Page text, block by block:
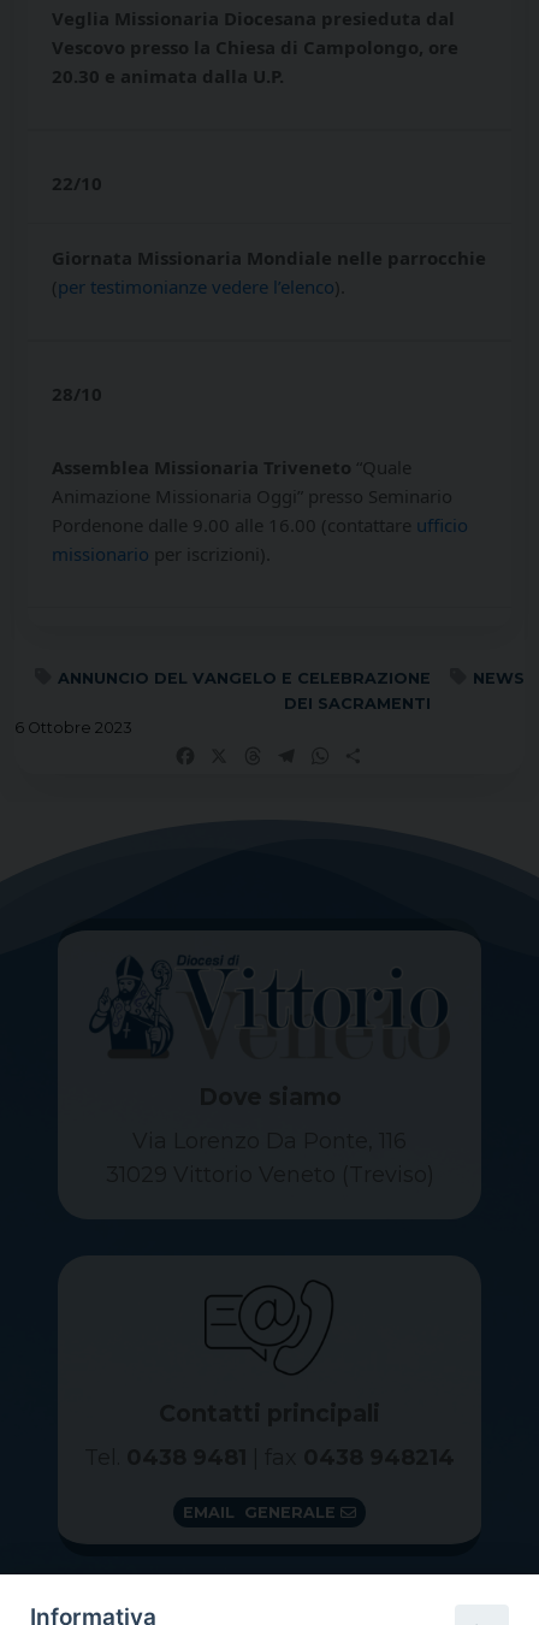
Veglia Missionaria Diocesana presieduta dal
Vescovo presso la Chiesa di Campolongo, ore
20.30 e animata dalla U.P.
22/10
Giornata Missionaria Mondiale nelle parrocchie
(per testimonianze vedere l’elenco).
28/10
Assemblea Missionaria Triveneto “Quale
Animazione Missionaria Oggi” presso Seminario
Pordenone dalle 9.00 alle 16.00 (contattare ufficio
missionario per iscrizioni).
ANNUNCIO DEL VANGELO E CELEBRAZIONE
DEI SACRAMENTI
NEWS
6 Ottobre 2023
EMAIL GENERALE
Informativa